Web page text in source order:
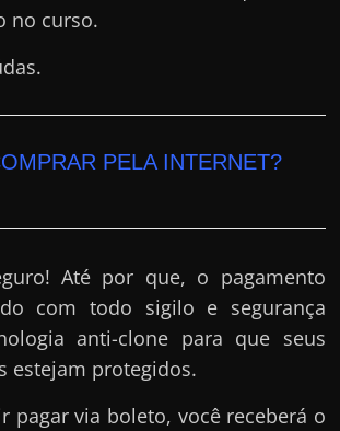
no curso.
PELA INTERNET?
Até por que, o pagamento
com todo sigilo e segurança
anti-clone para que seus
estejam protegidos.
pagar via boleto, você receberá o